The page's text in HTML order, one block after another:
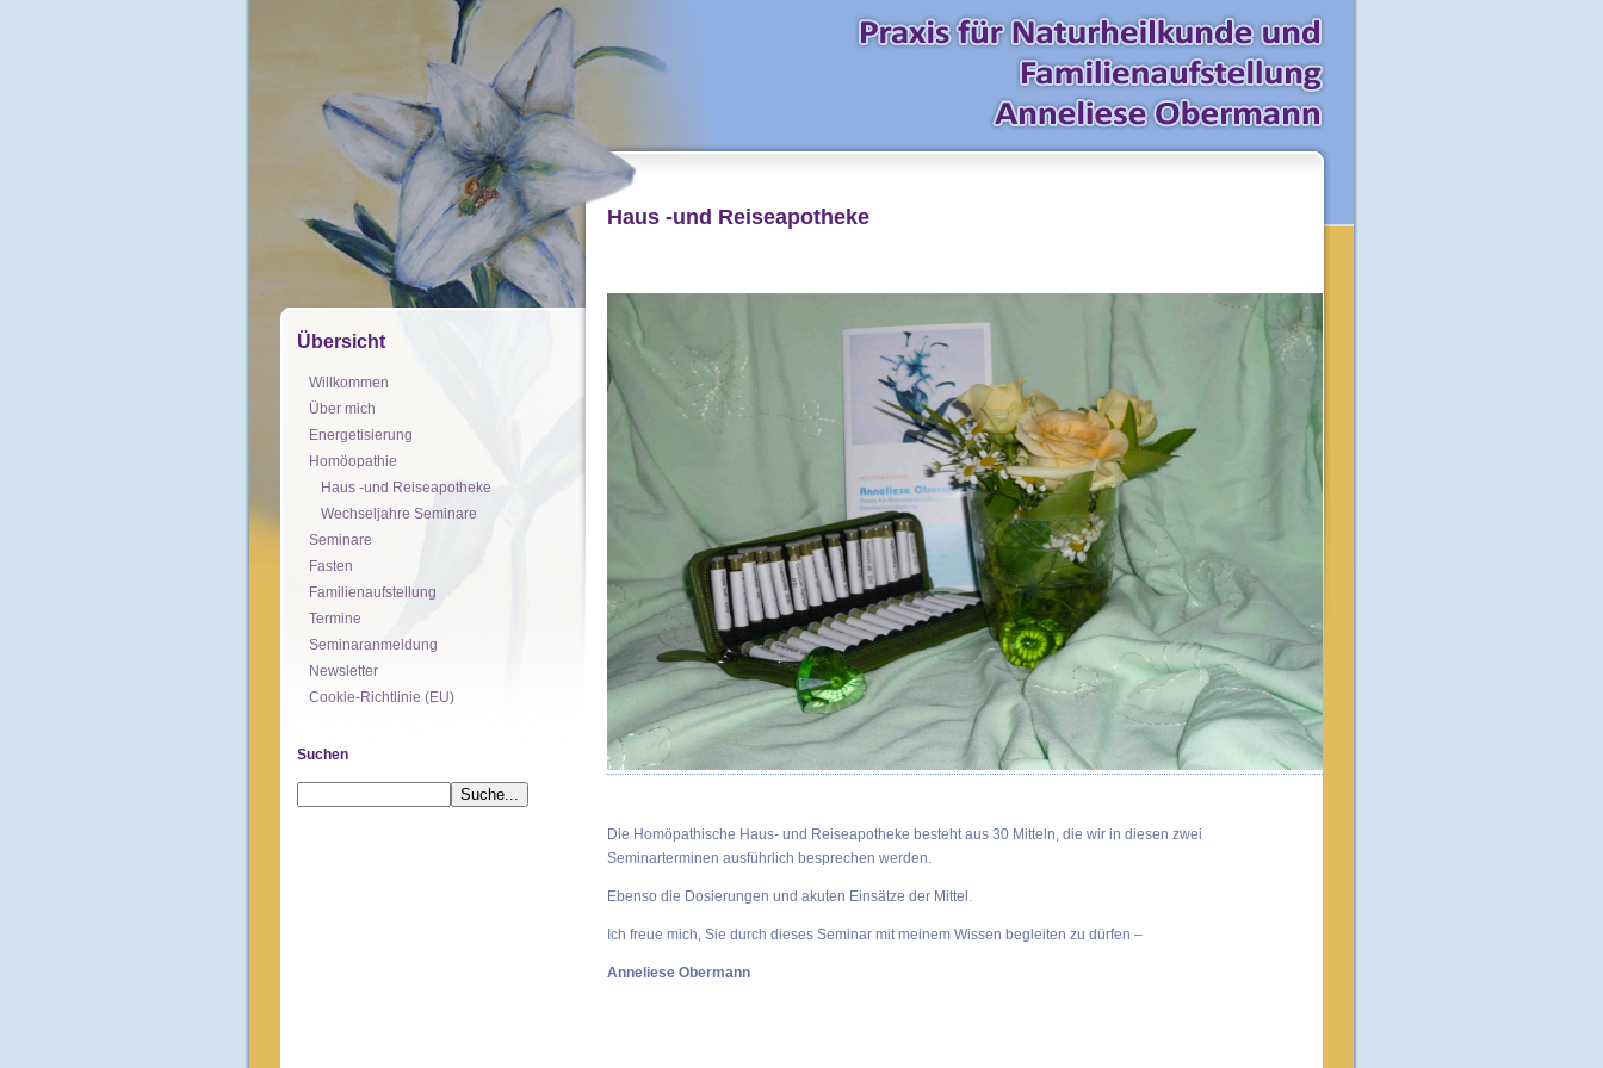
Übersicht
Willkommen
Über mich
Energetisierung
Homöopathie
Haus -und Reiseapotheke
Wechseljahre Seminare
Seminare
Fasten
Familienaufstellung
Termine
Seminaranmeldung
Newsletter
Cookie-Richtlinie (EU)
Suchen
Haus -und Reiseapotheke
Die Homöpathische Haus- und Reiseapotheke besteht aus 30 Mitteln, die wir in diesen zwei
Seminarterminen ausführlich besprechen werden.
Ebenso die Dosierungen und akuten Einsätze der Mittel.
Ich freue mich, Sie durch dieses Seminar mit meinem Wissen begleiten zu dürfen –
Anneliese Obermann